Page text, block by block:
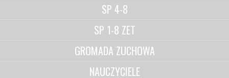
SP 4-8
SP 1-8 ZET
GROMADA ZUCHOWA
NAUCZYCIELE